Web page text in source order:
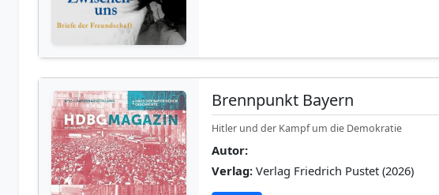
Brennpunkt Bayern
Hitler und der Kampf um die Demokratie
Autor:
Verlag: Verlag Friedrich Pustet (2026)